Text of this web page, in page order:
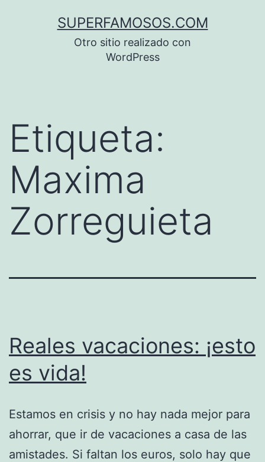
SUPERFAMOSOS.COM
Otro sitio realizado con
WordPress
Etiqueta:
Maxima
Zorreguieta
Reales vacaciones: ¡esto
es vida!
Estamos en crisis y no hay nada mejor para
ahorrar, que ir de vacaciones a casa de las
amistades. Si faltan los euros, solo hay que